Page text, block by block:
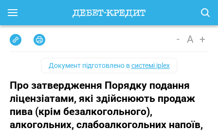
- A +
Документ підготовлено всистемі iplex
Про затвердження Порядку подання
ліцензіатами, які здійснюють продаж
пива (крім безалкогольного),
алкогольних, слабоалкогольних напоїв,